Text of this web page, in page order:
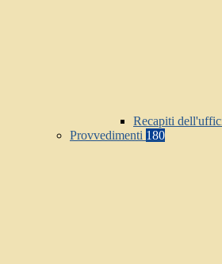
Recapiti
Provvedimenti 180